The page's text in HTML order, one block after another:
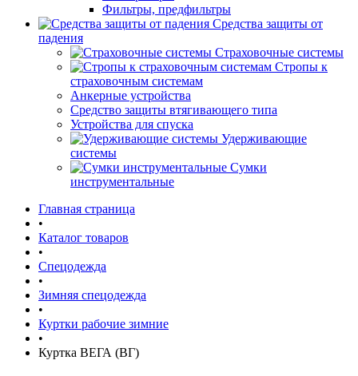
Фильтры, предфильтры
Средства защиты от
падения
Страховочные системы
Стропы к
страховочным системам
Анкерные устройства
Средство защиты втягивающего типа
Устройства для спуска
Удерживающие
системы
Сумки
инструментальные
Главная страница
•
Каталог товаров
•
Спецодежда
•
Зимняя спецодежда
•
Куртки рабочие зимние
•
Куртка ВЕГА (ВГ)